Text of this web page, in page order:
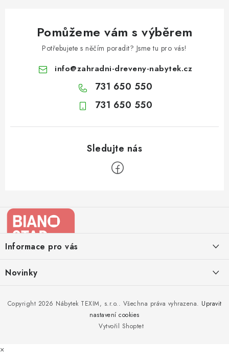
Pomůžeme vám s výběrem
Potřebujete s něčím poradit? Jsme tu pro vás!
info@zahradni-dreveny-nabytek.cz
731 650 550
731 650 550
aInformace pro vás
Kontakty
Doprava nábytku k Vám
Novinky
to!
Nakupujte zahradní nábytek i v ziměVytvořil Shoptet
Copyright 2026 Nábytek TEXIM, s.r.o.. Všechna práva vyhrazena. Upravit
nastavení cookies
×